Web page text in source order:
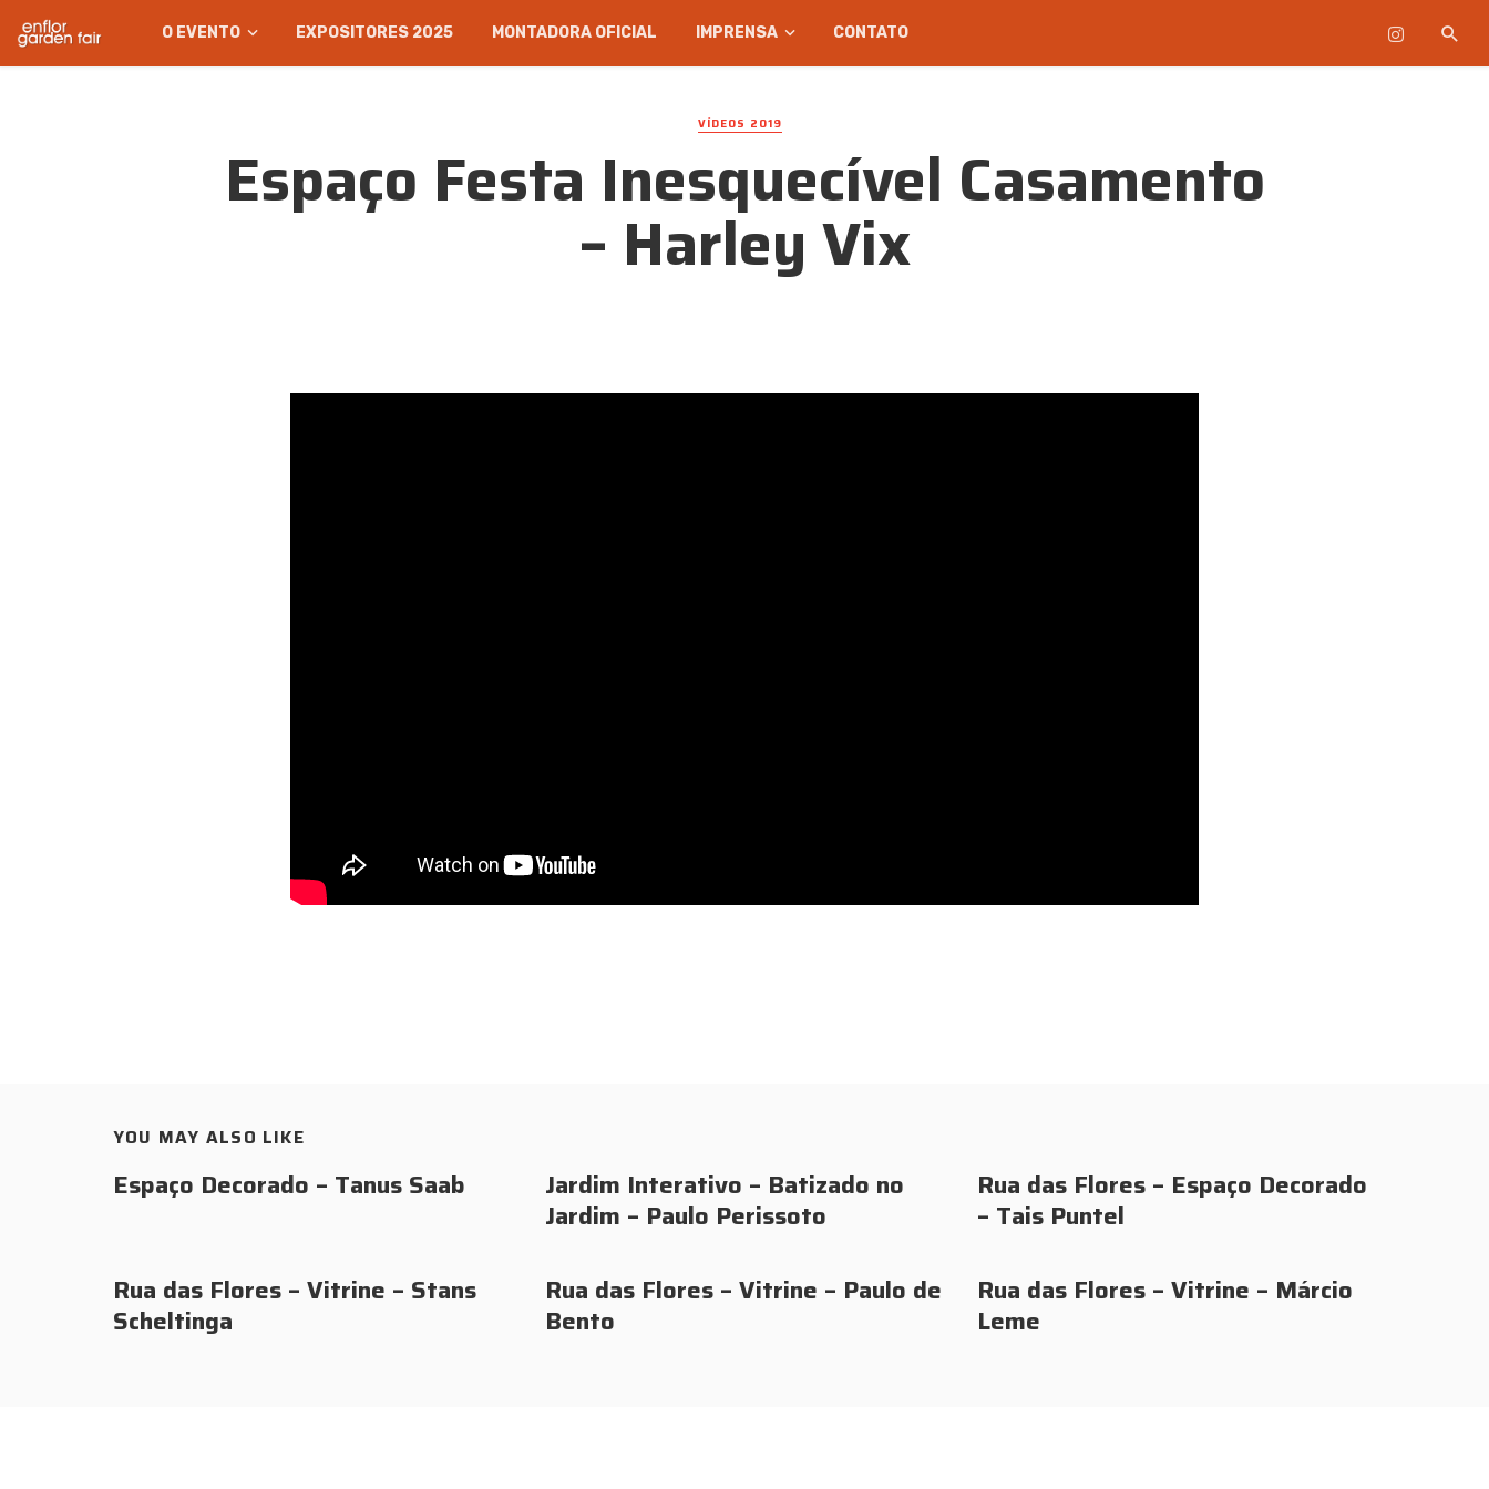
O EVENTO EXPOSITORES 2025 MONTADORA OFICIAL IMPRENSA CONTATO
VÍDEOS 2019
Espaço Festa Inesquecível Casamento
– Harley Vix
YOU MAY ALSO LIKE
Espaço Decorado – Tanus Saab
Jardim Interativo – Batizado no
Jardim – Paulo Perissoto
Rua das Flores – Espaço Decorado
– Tais Puntel
Rua das Flores – Vitrine – Stans
Scheltinga
Rua das Flores – Vitrine – Paulo de
Bento
Rua das Flores – Vitrine – Márcio
Leme